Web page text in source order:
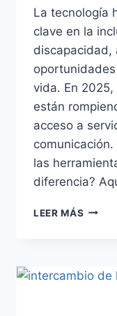
La tecnología
clave en la
discapacidad,
vida. En
están
acceso a
las
diferencia?
LEER MÁS